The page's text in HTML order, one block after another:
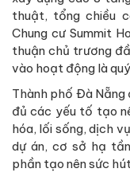
thuật, tổng chiều
Chung cư Summit
thuận chủ trương
vào hoạt động là
Thành phố Đà
đủ các yếu tố tạo
hóa, lối sống, dịch
dự án, cơ sở hạ
phần tạo nên sức